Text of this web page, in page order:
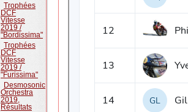
Trophées
DCF
Vitesse
2019 /
"Bordissima"
Trophées
DCF
Vitesse
2019 /
"Furissima"
Desmosonic
Orchestra
2019,
Résultats